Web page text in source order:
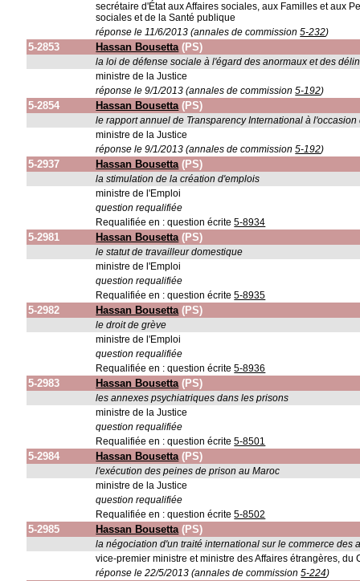
secrétaire d'État aux Affaires sociales, aux Familles et aux
sociales et de la Santé publique
réponse le 11/6/2013 (annales de commission5-232)
5-2853 Hassan Bousetta(PS)
la loi de défense sociale à l'égard des anormaux et des
ministre de la Justice
réponse le 9/1/2013 (annales de commission5-192)
5-2854 Hassan Bousetta(PS)
le rapport annuel de Transparency International à
ministre de la Justice
réponse le 9/1/2013 (annales de commission5-192)
5-2937 Hassan Bousetta(PS)
la stimulation de la création d'emplois
ministre de l'Emploi
question requalifiée
Requalifiée en : question écrite5-8934
5-2981 Hassan Bousetta(PS)
le statut de travailleur domestique
ministre de l'Emploi
question requalifiée
Requalifiée en : question écrite5-8935
5-2982 Hassan Bousetta(PS)
le droit de grève
ministre de l'Emploi
question requalifiée
Requalifiée en : question écrite5-8936
5-2983 Hassan Bousetta(PS)
les annexes psychiatriques dans les prisons
ministre de la Justice
question requalifiée
Requalifiée en : question écrite5-8501
5-2984 Hassan Bousetta(PS)
l'exécution des peines de prison au Maroc
ministre de la Justice
question requalifiée
Requalifiée en : question écrite5-8502
5-2985 Hassan Bousetta(PS)
la négociation d'un traité international sur le commerce des
vice-premier ministre et ministre des Affaires étrangères,
réponse le 22/5/2013 (annales de commission5-224)